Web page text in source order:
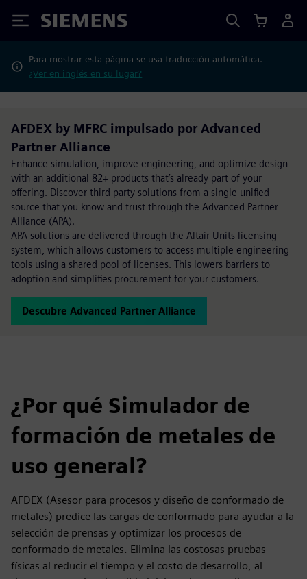
Siemens
Para mostrar esta página se usa traducción automática.
¿Ver en inglés en su lugar?
AFDEX by MFRC impulsado por Advanced
Partner Alliance
Enhance simulation, improve engineering, and optimize design
with an additional 82+ products that’s already part of your
offering. Discover third-party solutions from a single unified
source that you know and trust through the Advanced Partner
Alliance (APA).
APA solutions are delivered through the Altair Units licensing
system, which allows customers to access multiple engineering
tools using a shared pool of licenses. This lowers barriers to
adoption and simplifies procurement for your customers.
Descubre Advanced Partner Alliance
¿Por qué Simulador de
formación de metales de
uso general?
AFDEX (Asesor para procesos y diseño de conformado de
metales) predice las cargas de conformado para ayudar a la
selección de prensas y optimizar los procesos de
conformado de metales. Elimina las costosas pruebas
físicas al reducir el tiempo y el costo de desarrollo, al